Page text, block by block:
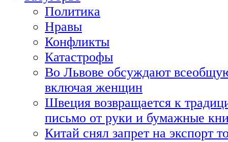
Политика
Нравы
Конфликты
Катастрофы
Во Львове обсуждают
включая женщин
Швеция возвращается к
письмо от руки и бумажные
Китай снял запрет на экспорт